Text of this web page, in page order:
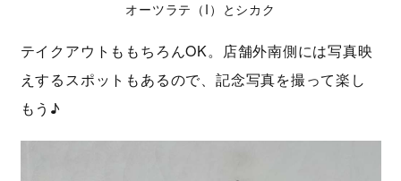
オーツラテ（I）とシカク
テイクアウトももちろんOK。店舗外南側には写真映
えするスポットもあるので、記念写真を撮って楽し
もう♪